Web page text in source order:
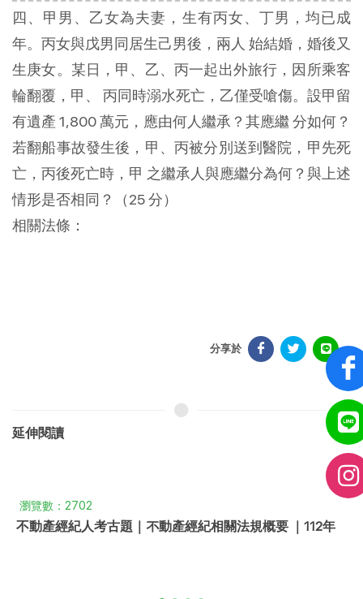
四、甲男、乙女為夫妻，生有丙女、丁男，均已成
年。丙女與戊男同居生己男後，兩人 始結婚，婚後又
生庚女。某日，甲、乙、丙一起出外旅行，因所乘客
輪翻覆，甲、 丙同時溺水死亡，乙僅受嗆傷。設甲留
有遺產 1,800 萬元，應由何人繼承？其應繼 分如何？
若翻船事故發生後，甲、丙被分別送到醫院，甲先死
亡，丙後死亡時，甲 之繼承人與應繼分為何？與上述
情形是否相同？（25 分）
相關法條：
分享於
延伸閱讀
瀏覽數：2702
不動產經紀人考古題｜不動產經紀相關法規概要 ｜112年